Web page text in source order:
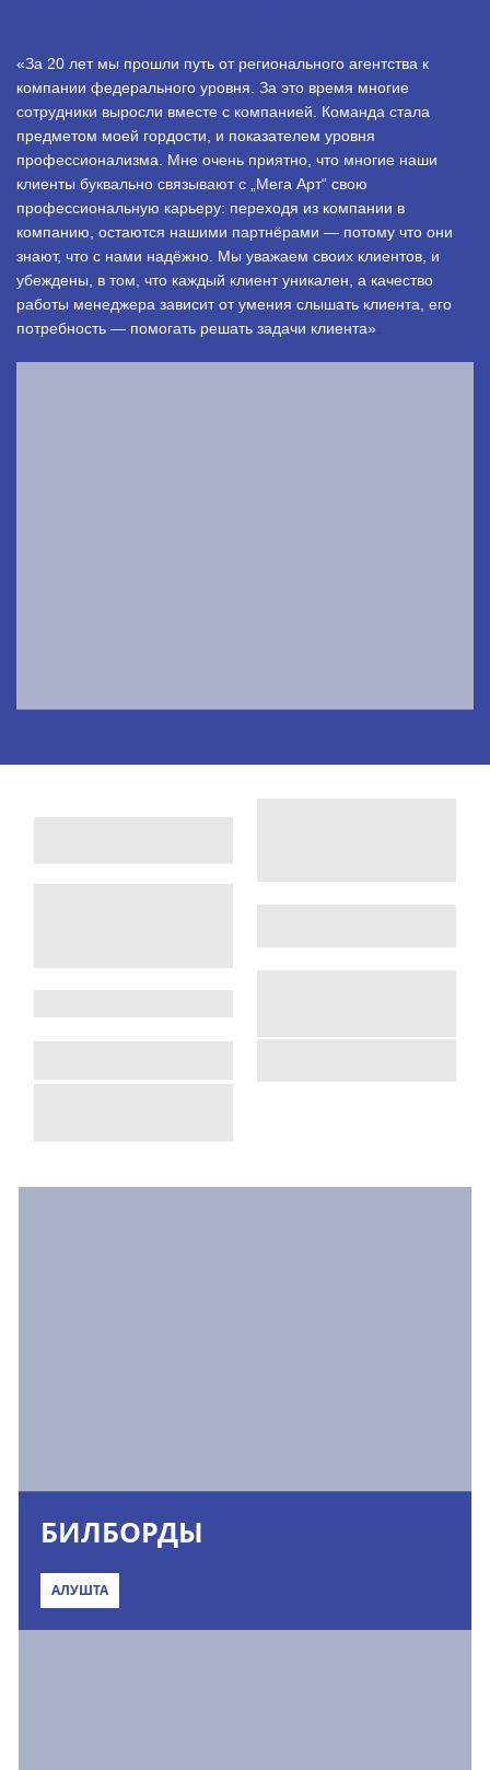
«За 20 лет мы прошли путь от регионального агентства к
компании федерального уровня. За это время многие
сотрудники выросли вместе с компанией. Команда стала
предметом моей гордости, и показателем уровня
профессионализма. Мне очень приятно, что многие наши
клиенты буквально связывают с „Мега Арт“ свою
профессиональную карьеру: переходя из компании в
компанию, остаются нашими партнёрами — потому что они
знают, что с нами надёжно. Мы уважаем своих клиентов, и
убеждены, в том, что каждый клиент уникален, а качество
работы менеджера зависит от умения слышать клиента, его
потребность — помогать решать задачи клиента».
БИЛБОРДЫ
АЛУШТА